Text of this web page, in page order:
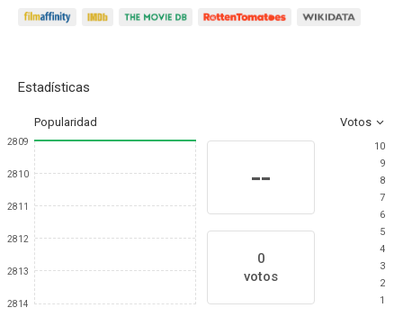
Estadísticas
Popularidad Votos
2809
2810
2811
2812
2813
2814
--
0
votos
10
9
8
7
6
5
4
3
2
1